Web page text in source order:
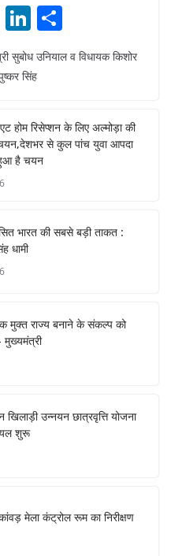
T
el
e
gr
a
m
Li
n
k
dI
n
ar
सुबोध उनियाल व विधायक किशोर
सिंह
होम रिसेप्शन के लिए अल्मोड़ा की
चयन,देशभर से कुल पांच युवा आपदा
है चयन
भारत की सबसे बड़ी ताकत :
धामी
मुक्त राज्य बनाने के संकल्प को
मुख्यमंत्री
खिलाड़ी उन्नयन छात्रवृत्ति योजना
शुरू
मेला कंट्रोल रूम का निरीक्षण